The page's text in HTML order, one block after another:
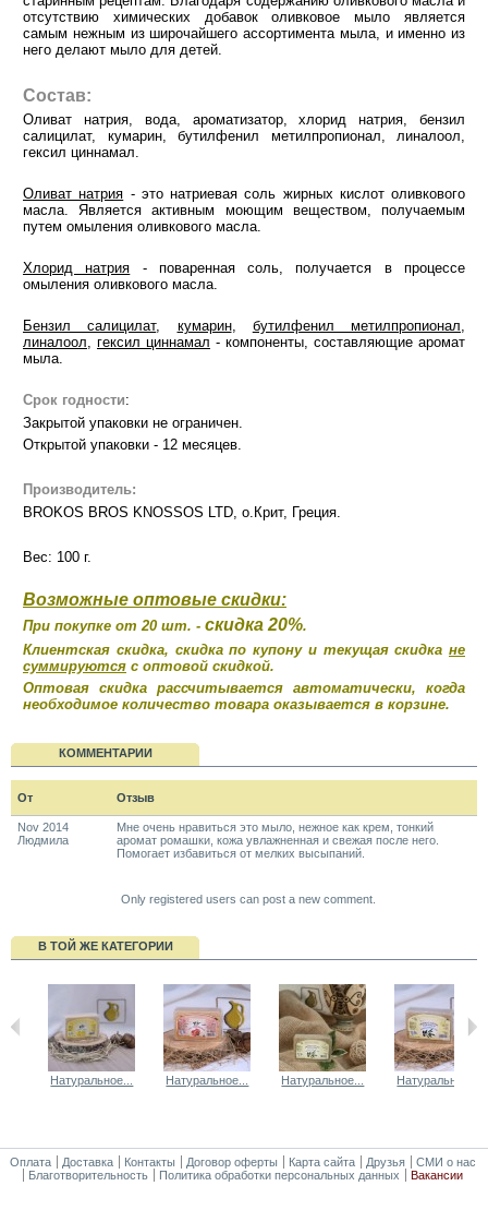
отсутствию химических добавок оливковое мыло является
самым нежным из широчайшего ассортимента мыла, и именно из
него делают мыло для детей.
Состав:
Оливат натрия, вода, ароматизатор, хлорид натрия, бензил
салицилат, кумарин, бутилфенил метилпропионал, линалоол,
гексил циннамал.
Оливат натрия - это натриевая соль жирных кислот оливкового
масла. Является активным моющим веществом, получаемым
путем омыления оливкового масла.
Хлорид натрия - поваренная соль, получается в процессе
омыления оливкового масла.
Бензил салицилат, кумарин, бутилфенил метилпропионал,
линалоол, гексил циннамал - компоненты, составляющие аромат
мыла.
Срок годности:
Закрытой упаковки не ограничен.
Открытой упаковки - 12 месяцев.
Производитель:
BROKOS BROS KNOSSOS LTD, о.Крит, Греция
Вес: 100 г.
Возможные оптовые скидки:
При покупке от 20 шт. - скидка 20%.
Клиентская скидка, скидка по купону и текущая скидка не
суммируются с оптовой скидкой.
Оптовая скидка рассчитывается автоматически, когда
необходимое количество товара оказывается в корзине.
КОММЕНТАРИИ
От Отзыв
Nov 2014
Людмила
Мне очень нравиться это мыло, нежное как крем, тонкий
аромат ромашки, кожа увлажненная и свежая после него.
Помогает избавиться от мелких высыпаний.
Only registered users can post a new comment.
В ТОЙ ЖЕ КАТЕГОРИИ
Натуральное... Натуральное... Натуральное... Натуральное...
Оплата Доставка Контакты Договор оферты Карта сайта Друзья
СМИ о нас
Благотворительность
Политика обработки персональных данных Вакансии